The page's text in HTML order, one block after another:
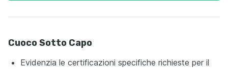
Cuoco Sotto Capo
Evidenzia le certificazioni specifiche richieste per il